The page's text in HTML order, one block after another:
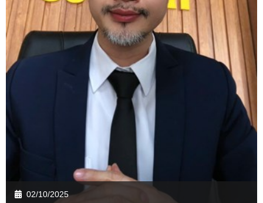
02/10/2025